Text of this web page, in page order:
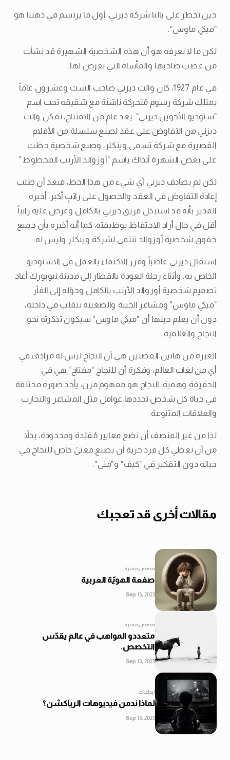
حين تخطر على بالنا شركة ديزني، أول ما يرتسم في ذهننا هو
"ميكي ماوس".
لكن ما لا نعرفه هو أن هذه الشخصية الشهيرة قد نشأت
من غضب صاحبها والمأساة التي تعرض لها.
في عام 1927، كان والت ديزني صاحب الست وعشرون عاماً
يمتلك شركة رسوم مُتحركة ناشئة مع شقيقه تحت اسم
"ستوديو الأخوين ديزني". بعد عامٍ من الافتتاح، تمكن والت
ديزني من التفاوض على عقد لصنع سلسلة من الأفلام
القصيرة مع شركة تسمى وينكلر، وصنع شخصية حظت
على بعض الشهرة آنذاك باسم "أوزوالد الأرنب المحظوظ"
لكن لم يصادف ديزني أي شيء من هذا الحظ، فبعد أن طلب
إعادة التفاوض في العقد والحصول على راتبٍ أكبر، أخبره
المدير بأنه قد استبدل فريق ديزني بالكامل وعرض عليه راتباً
أقل في حال أراد الاحتفاظ بوظيفته، كما أنه أخبره بأن جميع
حقوق شخصية أوزوالد تنتمي لشركة وينكلر وليس له.
استقال ديزني غاضباً وقرر الاكتفاء بالعمل في الاستوديو
الخاص به. وأثناء رحلة العودة بالقطار إلى مدينة نيويورك أعاد
تصميم شخصية أوزوالد الأرنب بالكامل وحوّله إلى الفأر
"ميكي ماوس" ومشاعر الخيبة والضغينة تتقلب في داخله،
دون أن يعلم حينها أن "ميكي ماوس" سيكون تذكرته نحو
النجاح والعالمية.
العبرة من هاتين القصتين هي أن النجاح ليس له مرادف في
أي من لغات العالم، وفكرة أن للنجاح "مفتاح" هي في
الحقيقة وهمية. النجاح هو مفهوم مرن، يأخذ صورة مختلفة
في حياة كل شخص تحددها عوامل مثل المشاعر والتجارب
والعلاقات المتنوعة.
لذا من غير المنصف أن نضع معايير مُقيّدة ومحدودة، بدلاً
من أن نعطي كل فرد حرية أن يصنع معنىً خاص للنجاح في
حياته دون التفكير في "كيف" و"متى".
مقالات أخرى قد تعجبك
قصص مميزة
صفعة الهويّة العربية
Sep 13, 2023
قصص مميزة
متعددو المواهب في عالم يقدّس
التخصص.
Sep 13, 2023
إبداعات
لماذا ندمن فيديوهات الرياكشن؟
Sep 13, 2023